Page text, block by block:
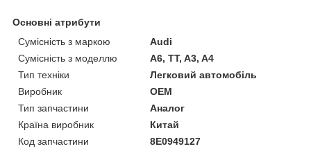
Основні атрибути
Сумісність з маркою
Audi
Сумісність з моделлю
A6, TT, A3, A4
Тип техніки
Легковий автомобіль
Виробник
OEM
Тип запчастини
Аналог
Країна виробник
Китай
Код запчастини
8E0949127